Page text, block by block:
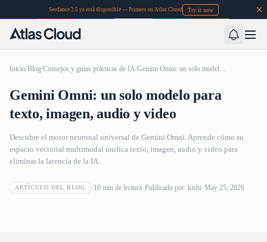
Seedance 2.5 ya está disponible — Primero en Atlas Cloud Try it now
Inicio/Blog/Consejos y guías prácticas de IA/ Gemini Omni: un solo modelo para texto, imagen, audio y video
Gemini Omni: un solo modelo para
texto, imagen, audio y video
Descubre el motor neuronal universal de Gemini Omni. Aprende cómo su
espacio vectorial multimodal unifica texto, imagen, audio y video para
eliminar la latencia de la IA.
ARTÍCULO DEL BLOG 10 min de lectura Publicado por: kishi May 25, 2026
Gemini Omni: un solo modelo para texto, imagen, audio y